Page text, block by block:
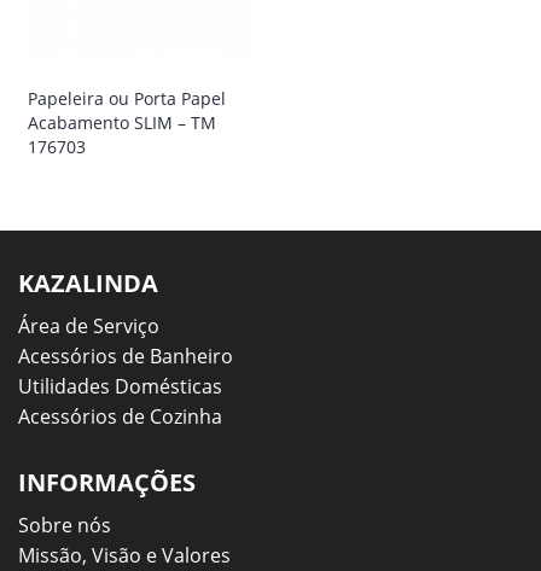
Papeleira ou Porta Papel
Acabamento SLIM – TM
176703
KAZALINDA
Área de Serviço
Acessórios de Banheiro
Utilidades Domésticas
Acessórios de Cozinha
INFORMAÇÕES
Sobre nós
Missão, Visão e Valores